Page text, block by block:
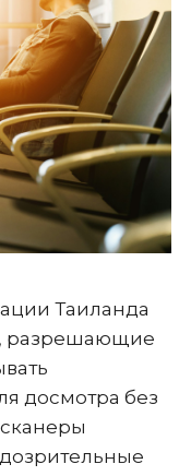
Таиланда
разрешающие
досмотра без